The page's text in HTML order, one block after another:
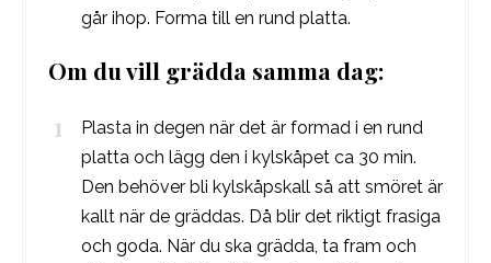
går ihop. Forma till en rund platta.
Om du vill grädda samma dag:
Plasta in degen när det är formad i en rund
platta och lägg den i kylskåpet ca 30 min.
Den behöver bli kylskåpskall så att smöret är
kallt när de gräddas. Då blir det riktigt frasiga
och goda. När du ska grädda, ta fram och